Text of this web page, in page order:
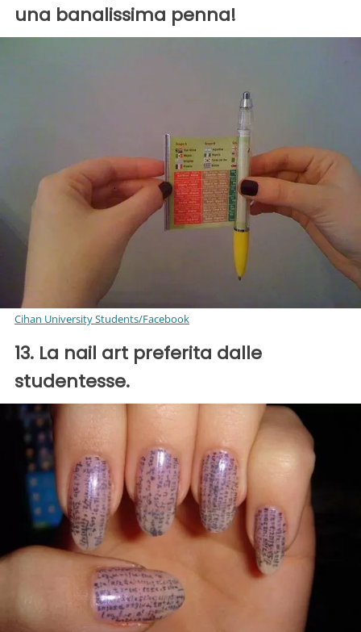
una banalissima penna!
Cihan University Students/Facebook
13. La nail art preferita dalle
studentesse.